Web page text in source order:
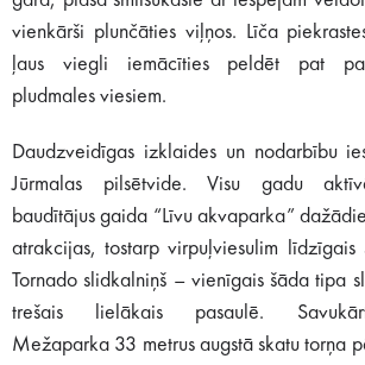
vienkārši plunčāties viļņos. Līča
ļaus viegli iemācīties peldēt pat
pludmales viesiem.
Daudzveidīgas izklaides un nodarbību
Jūrmalas pilsētvide. Visu gadu
baudītājus gaida “Līvu akvaparka”
atrakcijas, tostarp virpuļviesulim līdzīgais
Tornado slidkalniņš – vienīgais šāda tipa
trešais lielākais pasaulē.
Mežaparka 33 metrus augstā skatu torņa